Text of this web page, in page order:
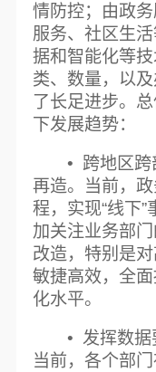
情防控；由政
服务、社区生
据和智能化等
类、数量，以
了长足进步。
下发展趋势：
• 跨地区跨
再造。当前，
程，实现“线下”
加关注业务部
改造，特别是
敏捷高效，全
化水平。
• 发挥数据
当前，各个部